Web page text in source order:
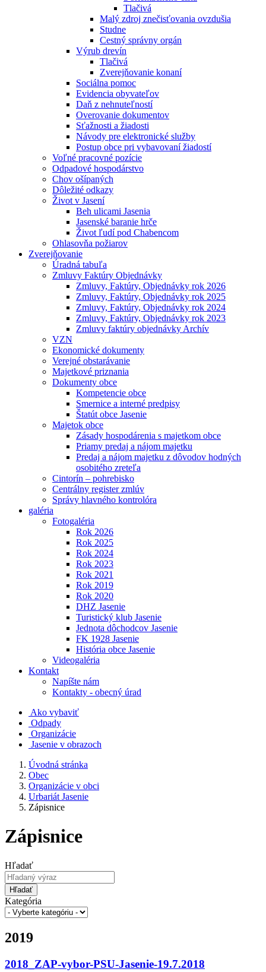
Tlačivá
Malý zdroj znečisťovania ovzdušia
Studne
Cestný správny orgán
Výrub drevín
Tlačivá
Zverejňovanie konaní
Sociálna pomoc
Evidencia obyvateľov
Daň z nehnuteľností
Overovanie dokumentov
Sťažnosti a žiadosti
Návody pre elektronické služby
Postup obce pri vybavovaní žiadostí
Voľné pracovné pozície
Odpadové hospodárstvo
Chov ošípaných
Dôležité odkazy
Život v Jasení
Beh ulicami Jasenia
Jasenské baranie hrče
Život ľudí pod Chabencom
Ohlasovňa požiarov
Zverejňovanie
Úradná tabuľa
Zmluvy Faktúry Objednávky
Zmluvy, Faktúry, Objednávky rok 2026
Zmluvy, Faktúry, Objednávky rok 2025
Zmluvy, Faktúry, Objednávky rok 2024
Zmluvy, Faktúry, Objednávky rok 2023
Zmluvy faktúry objednávky Archív
VZN
Ekonomické dokumenty
Verejné obstarávanie
Majetkové priznania
Dokumenty obce
Kompetencie obce
Smernice a interné predpisy
Štatút obce Jasenie
Majetok obce
Zásady hospodárenia s majetkom obce
Priamy predaj a nájom majetku
Predaj a nájom majetku z dôvodov hodných
osobitého zreteľa
Cintorín – pohrebisko
Centrálny register zmlúv
Správy hlavného kontrolóra
galéria
Fotogaléria
Rok 2026
Rok 2025
Rok 2024
Rok 2023
Rok 2021
Rok 2019
Rok 2020
DHZ Jasenie
Turistický klub Jasenie
Jednota dôchodcov Jasenie
FK 1928 Jasenie
História obce Jasenie
Videogaléria
Kontakt
Napíšte nám
Kontakty - obecný úrad
Ako vybaviť
Odpady
Organizácie
Jasenie v obrazoch
Úvodná stránka
Obec
Organizácie v obci
Urbariát Jasenie
Zápisnice
Zápisnice
Hľadať
Hľadať
Kategória
2019
2018_ZAP-vybor-PSU-Jasenie-19.7.2018